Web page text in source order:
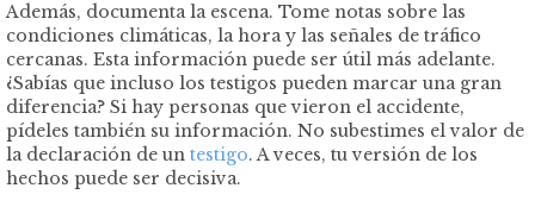
Además, documenta la escena. Tome notas sobre las
condiciones climáticas, la hora y las señales de tráfico
cercanas. Esta información puede ser útil más adelante.
¿Sabías que incluso los testigos pueden marcar una gran
diferencia? Si hay personas que vieron el accidente,
pídeles también su información. No subestimes el valor de
la declaración de un testigo. A veces, tu versión de los
hechos puede ser decisiva.